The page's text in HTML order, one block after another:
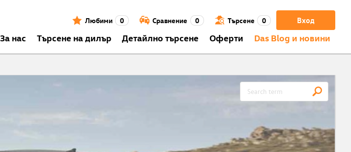
Вход
Любими 0 Сравнение 0 Търсене 0
За нас Търсене на дилър Детайлно търсене Оферти Das Blog и новини